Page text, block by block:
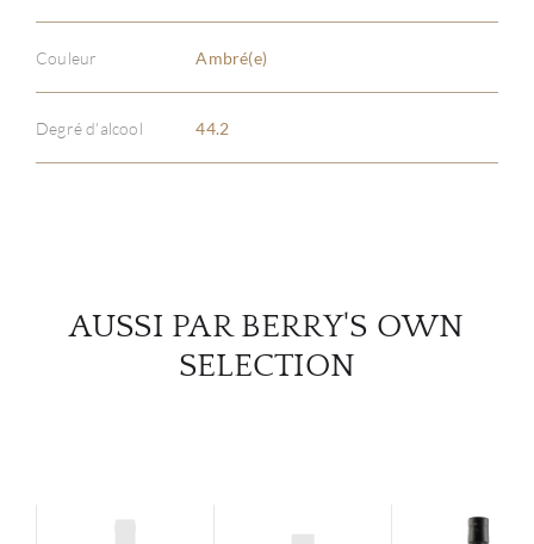
Couleur Ambré(e)
Degré d'alcool 44.2
AUSSI PAR BERRY'S OWN
SELECTION